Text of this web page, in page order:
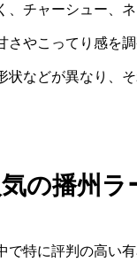
、チャーシュー、
さやこってり感を
などが異なり、そ
の播州
で特に評判の高い